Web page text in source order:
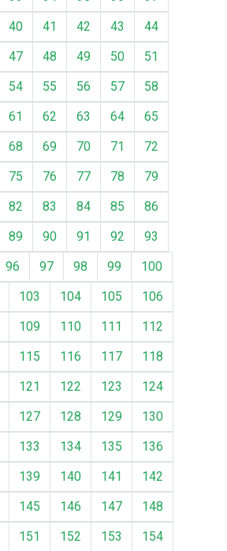
40 41 42 43
44
47 48 49 50
51
54 55 56 57
58
61 62 63 64
65
68 69 70 71
72
75 76 77 78
79
82 83 84 85
86
89 90 91 92
93
96 97 98 99
100
103 104 105
106
109 110 111
112
115 116 117
118
121 122 123
124
127 128 129
130
133 134 135
136
139 140 141
142
145 146 147
148
151 152 153
154